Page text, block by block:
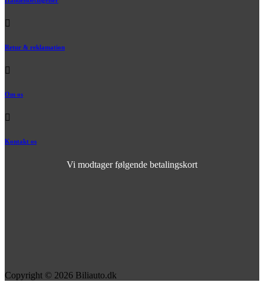
Retur & reklamation
Om os
Kontakt os
Vi modtager følgende betalingskort
Copyright © 2026 Biliauto.dk